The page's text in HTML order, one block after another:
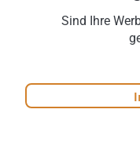
Sind Ihre